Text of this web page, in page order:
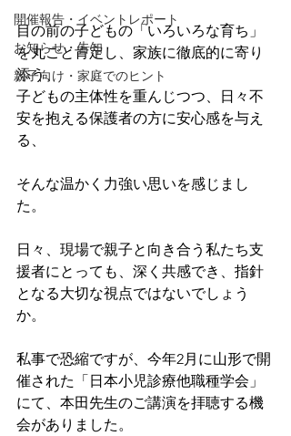
開催報告・イベントレポート
お知らせ・告知
親子向け・家庭でのヒント
目の前の子どもの「いろいろな育ち」
を丸ごと肯定し、家族に徹底的に寄り
添う、
子どもの主体性を重んじつつ、日々不
安を抱える保護者の方に安心感を与え
る、
そんな温かく力強い思いを感じまし
た。
日々、現場で親子と向き合う私たち支
援者にとっても、深く共感でき、指針
となる大切な視点ではないでしょう
か。
私事で恐縮ですが、今年2月に山形で開
催された「日本小児診療他職種学会」
にて、本田先生のご講演を拝聴する機
会がありました。